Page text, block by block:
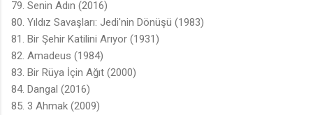
79. Senin Adın (2016)
80. Yıldız Savaşları: Jedi'nin Dönüşü (1983)
81. Bir Şehir Katilini Arıyor (1931)
82. Amadeus (1984)
83. Bir Rüya İçin Ağıt (2000)
84. Dangal (2016)
85. 3 Ahmak (2009)